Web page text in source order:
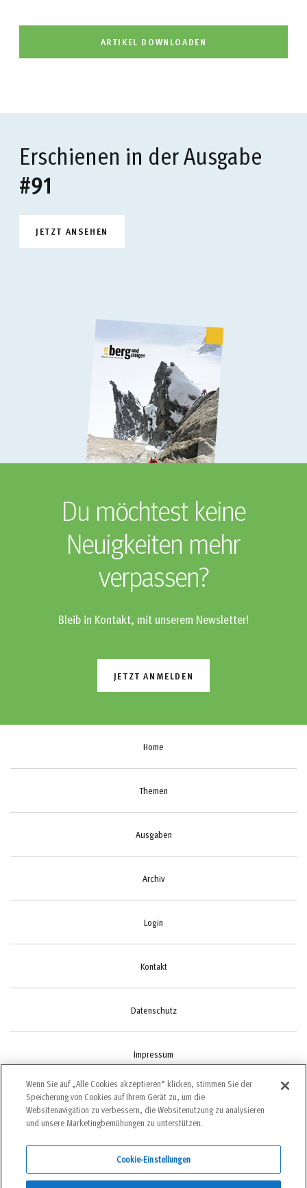
ARTIKEL DOWNLOADEN
Erschienen in der Ausgabe
#91
JETZT ANSEHEN
Du möchtest keine
Neuigkeiten mehr
verpassen?
Bleib in Kontakt, mit unserem Newsletter!
JETZT ANMELDEN
Home
Themen
Ausgaben
Archiv
Login
Kontakt
Datenschutz
Impressum
Cookie-Einstellungen
©2022 bergundsteigen
Wenn Sie auf „Alle Cookies akzeptieren“ klicken, stimmen Sie der
Speicherung von Cookies auf Ihrem Gerät zu, um die
Websitenavigation zu verbessern, die Websitenutzung zu analysieren
und unsere Marketingbemühungen zu unterstützen.
Cookie-Einstellungen